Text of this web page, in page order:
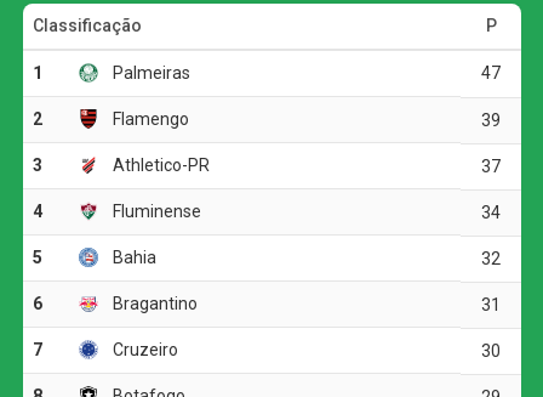
acréscimos. Aos 50 minutos, Giovanna Campiolo subiu
mais alto que a marcação e completou cruzamento de
cabeça para o fundo das redes. Na segunda etapa, o
Verdão administrou a vantagem e segurou o resultado até
o apito final.
Pela sexta rodada do estadual, o Palmeiras enfrenta o
Taubaté no dia 11 de agosto, às 18h, no Joaquinzão. Já o
Corinthians volta a campo no dia 12 de agosto, contra o
Palmeiras inicia preparação para jogo de volta